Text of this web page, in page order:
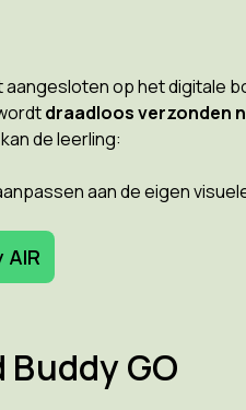
aangesloten op het digitale
draadloos verzonden
kan de leerling:
aan de eigen
AIR
Buddy GO